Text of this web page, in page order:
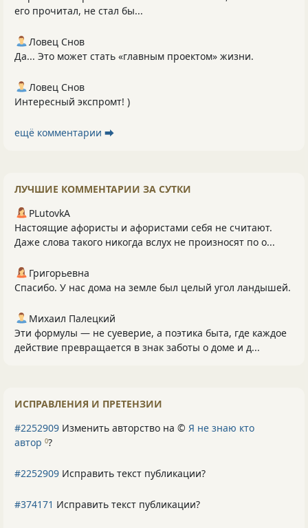
его прочитал, не стал бы...
Ловец Снов
Да... Это может стать «главным проектом» жизни.
Ловец Снов
Интересный экспромт! )
ещё комментарии ⮕
ЛУЧШИЕ КОММЕНТАРИИ ЗА СУТКИ
PLutоvkА
Настоящие афористы и афористами себя не считают.
Даже слова такого никогда вслух не произносят по о...
Григорьевна
Спасибо. У нас дома на земле был целый угол ландышей.
Михаил Палецкий
Эти формулы — не суеверие, а поэтика быта, где каждое
действие превращается в знак заботы о доме и д...
ИСПРАВЛЕНИЯ И ПРЕТЕНЗИИ
#2252909 Изменить авторство на © Я не знаю кто
автор 0?
#2252909 Исправить текст публикации?
#374171 Исправить текст публикации?